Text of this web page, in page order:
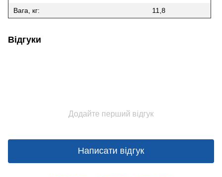
Вага, кг:
11,8
Відгуки
Додайте перший відгук
Написати відгук